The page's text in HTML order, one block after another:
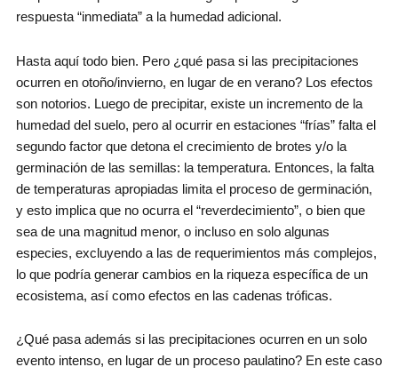
respuesta “inmediata” a la humedad adicional.
Hasta aquí todo bien. Pero ¿qué pasa si las precipitaciones
ocurren en otoño/invierno, en lugar de en verano? Los efectos
son notorios. Luego de precipitar, existe un incremento de la
humedad del suelo, pero al ocurrir en estaciones “frías” falta el
segundo factor que detona el crecimiento de brotes y/o la
germinación de las semillas: la temperatura. Entonces, la falta
de temperaturas apropiadas limita el proceso de germinación,
y esto implica que no ocurra el “reverdecimiento”, o bien que
sea de una magnitud menor, o incluso en solo algunas
especies, excluyendo a las de requerimientos más complejos,
lo que podría generar cambios en la riqueza específica de un
ecosistema, así como efectos en las cadenas tróficas.
¿Qué pasa además si las precipitaciones ocurren en un solo
evento intenso, en lugar de un proceso paulatino? En este caso